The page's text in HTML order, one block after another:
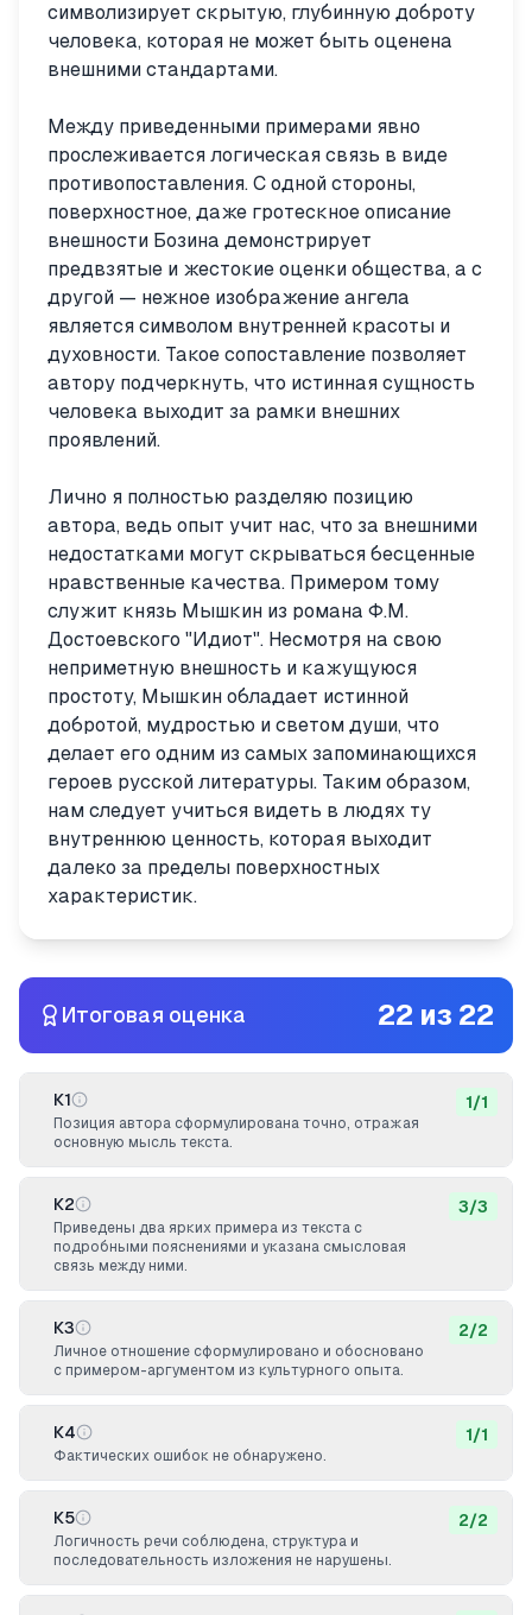
символизирует скрытую, глубинную доброту
человека, которая не может быть оценена
внешними стандартами.
Между приведенными примерами явно
прослеживается логическая связь в виде
противопоставления. С одной стороны,
поверхностное, даже гротескное описание
внешности Бозина демонстрирует
предвзятые и жестокие оценки общества, а с
другой — нежное изображение ангела
является символом внутренней красоты и
духовности. Такое сопоставление позволяет
автору подчеркнуть, что истинная сущность
человека выходит за рамки внешних
проявлений.
Лично я полностью разделяю позицию
автора, ведь опыт учит нас, что за внешними
недостатками могут скрываться бесценные
нравственные качества. Примером тому
служит князь Мышкин из романа Ф.М.
Достоевского "Идиот". Несмотря на свою
неприметную внешность и кажущуюся
простоту, Мышкин обладает истинной
добротой, мудростью и светом души, что
делает его одним из самых запоминающихся
героев русской литературы. Таким образом,
нам следует учиться видеть в людях ту
внутреннюю ценность, которая выходит
далеко за пределы поверхностных
характеристик.
Итоговая оценка 22 из 22
К1
Позиция автора сформулирована точно, отражая
основную мысль текста.
1/1
К2
Приведены два ярких примера из текста с
подробными пояснениями и указана смысловая
связь между ними.
3/3
К3
Личное отношение сформулировано и обосновано
с примером-аргументом из культурного опыта.
2/2
К4
Фактических ошибок не обнаружено.
1/1
К5
Логичность речи соблюдена, структура и
последовательность изложения не нарушены.
2/2